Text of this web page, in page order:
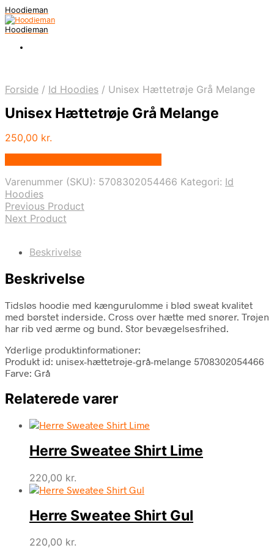
Hoodieman
Hoodieman
Forside / Id Hoodies / Unisex Hættetrøje Grå Melange
Unisex Hættetrøje Grå Melange
250,00 kr.
Varenummer (SKU): 5708302054466 Kategori: Id
Hoodies
Previous Product
Next Product
Beskrivelse
Beskrivelse
Tidsløs hoodie med kængurulomme i blød sweat kvalitet
med børstet inderside. Cross over hætte med snører. Trøjen
har rib ved ærme og bund. Stor bevægelsesfrihed.
Yderlige produktinformationer:
Produkt id: unisex-hættetrøje-grå-melange 5708302054466
Farve: Grå
Relaterede varer
Herre Sweatee Shirt Lime
220,00 kr.
Herre Sweatee Shirt Gul
220,00 kr.